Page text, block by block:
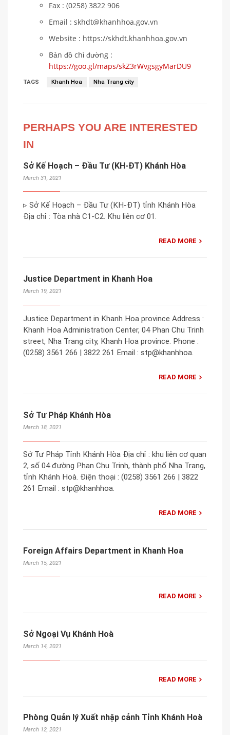
Fax : (0258) 3822 906
Email : skhdt@khanhhoa.gov.vn
Website : https://skhdt.khanhhoa.gov.vn
Bản đồ chỉ đường :
https://goo.gl/maps/skZ3rWvgsgyMarDU9
TAGS Khanh Hoa Nha Trang city
PERHAPS YOU ARE INTERESTED
IN
Sở Kế Hoạch – Đầu Tư (KH-ĐT) Khánh Hòa
March 31, 2021
▹ Sở Kế Hoạch – Đầu Tư (KH-ĐT) tỉnh Khánh Hòa
Địa chỉ : Tòa nhà C1-C2. Khu liên cơ 01.
READ MORE
Justice Department in Khanh Hoa
March 19, 2021
Justice Department in Khanh Hoa province Address :
Khanh Hoa Administration Center, 04 Phan Chu Trinh
street, Nha Trang city, Khanh Hoa province. Phone :
(0258) 3561 266 | 3822 261 Email : stp@khanhhoa.
READ MORE
Sở Tư Pháp Khánh Hòa
March 18, 2021
Sở Tư Pháp Tỉnh Khánh Hòa Địa chỉ : khu liên cơ quan
2, số 04 đường Phan Chu Trinh, thành phố Nha Trang,
tỉnh Khánh Hoà. Điện thoại : (0258) 3561 266 | 3822
261 Email : stp@khanhhoa.
READ MORE
Foreign Affairs Department in Khanh Hoa
March 15, 2021
READ MORE
Sở Ngoại Vụ Khánh Hoà
March 14, 2021
READ MORE
Phòng Quản lý Xuất nhập cảnh Tỉnh Khánh Hoà
March 12, 2021